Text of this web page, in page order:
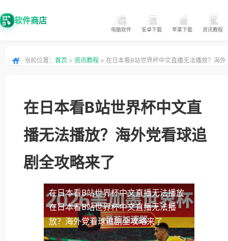
软件商店
电脑软件 安卓下载 苹果下载 资讯教程
当前位置： 首页 > 资讯教程 > 在日本看B站世界杯中文直播无法播放？海外
在日本看B站世界杯中文直
播无法播放？海外党看球追
剧全攻略来了
在日本看B站世界杯中文直播无法播放
在日本看B站世界杯中文直播无法播
放？海外党看球追剧全攻略来了